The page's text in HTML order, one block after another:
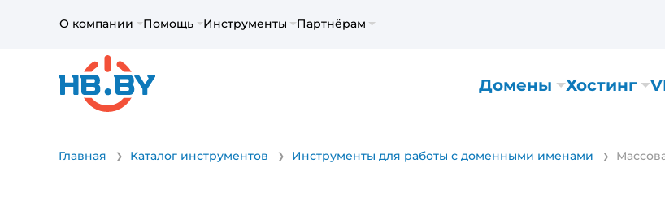
Домены Хостинг
О компании Помощь Инструменты Партнёрам
Главная Каталог инструментов Инструменты для работы с доменными именами